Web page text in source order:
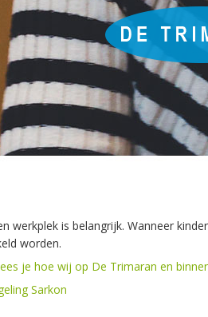
werkplek is belangrijk. Wanneer
worden.
je hoe wij op De Trimaran en
Sarkon